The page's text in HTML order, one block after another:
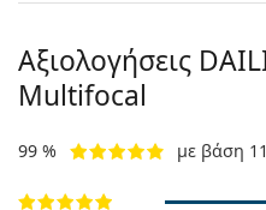
Αξιολογήσεις
Multifocal
99 % με βάση